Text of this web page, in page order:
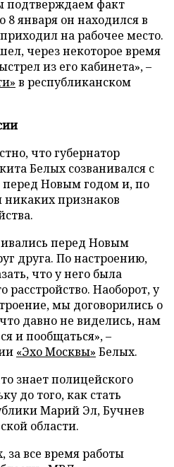
подтверждаем факт
8 января он находился в
на рабочее место.
через некоторое время
из его кабинета», –
в республиканском
что губернатор
Белых созванивался с
Новым годом и, по
никаких признаков
перед Новым
друга. По настроению,
что у него была
расстройство. Наоборот, у
мы договорились о
давно не виделись, нам
и пообщаться», –
«Эхо Москвы» Белых.
знает полицейского
до того, как стать
Марий Эл, Бучнев
области.
все время работы